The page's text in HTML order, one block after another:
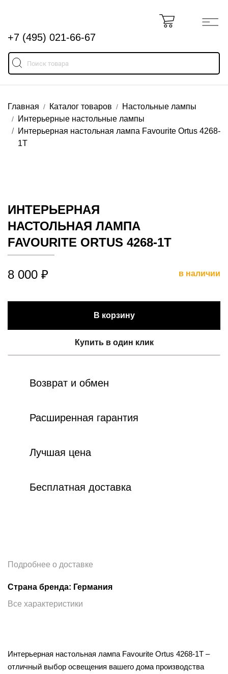
+7 (495) 021-66-67
Главная Каталог товаров
Настольные лампы
Интерьерные настольные лампы
Интерьерная настольная лампа Favourite Ortus 4268-
1T
ИНТЕРЬЕРНАЯ
НАСТОЛЬНАЯ ЛАМПА
FAVOURITE ORTUS 4268-1T
8 000 ₽ в наличии
В корзину
Купить в один клик
Возврат и обмен
Расширенная гарантия
Лучшая цена
Бесплатная доставка
Подробнее о доставке
Страна бренда: Германия
Все характеристики
Интерьерная настольная лампа Favourite Ortus 4268-1T –
отличный выбор освещения вашего дома производства